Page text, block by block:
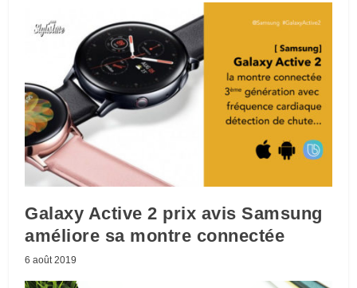
Galaxy Active 2 prix avis Samsung
améliore sa montre connectée
6 août 2019